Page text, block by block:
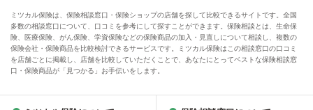
ミツカル保険は、保険相談窓口・保険ショップの店舗を探して比較できるサイトです。全国
多数の相談窓口について、口コミを参考にして探すことができます。保険相談とは、生命保
険、医療保険、がん保険、学資保険などの保険商品の加入・見直しについて相談し、複数の
保険会社・保険商品を比較検討できるサービスです。ミツカル保険はこの相談窓口の口コミ
を店舗ごとに掲載し、店舗を比較していただくことで、あなたにとってベストな保険相談窓
口・保険商品が「見つかる」お手伝いをします。